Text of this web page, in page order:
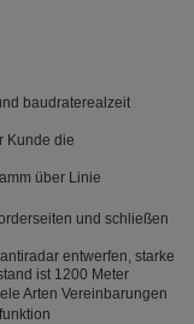
baudraterealzeit
Kunde die
über Linie
und schließen
entwerfen, starke
ist 1200 Meter
Arten Vereinbarungen